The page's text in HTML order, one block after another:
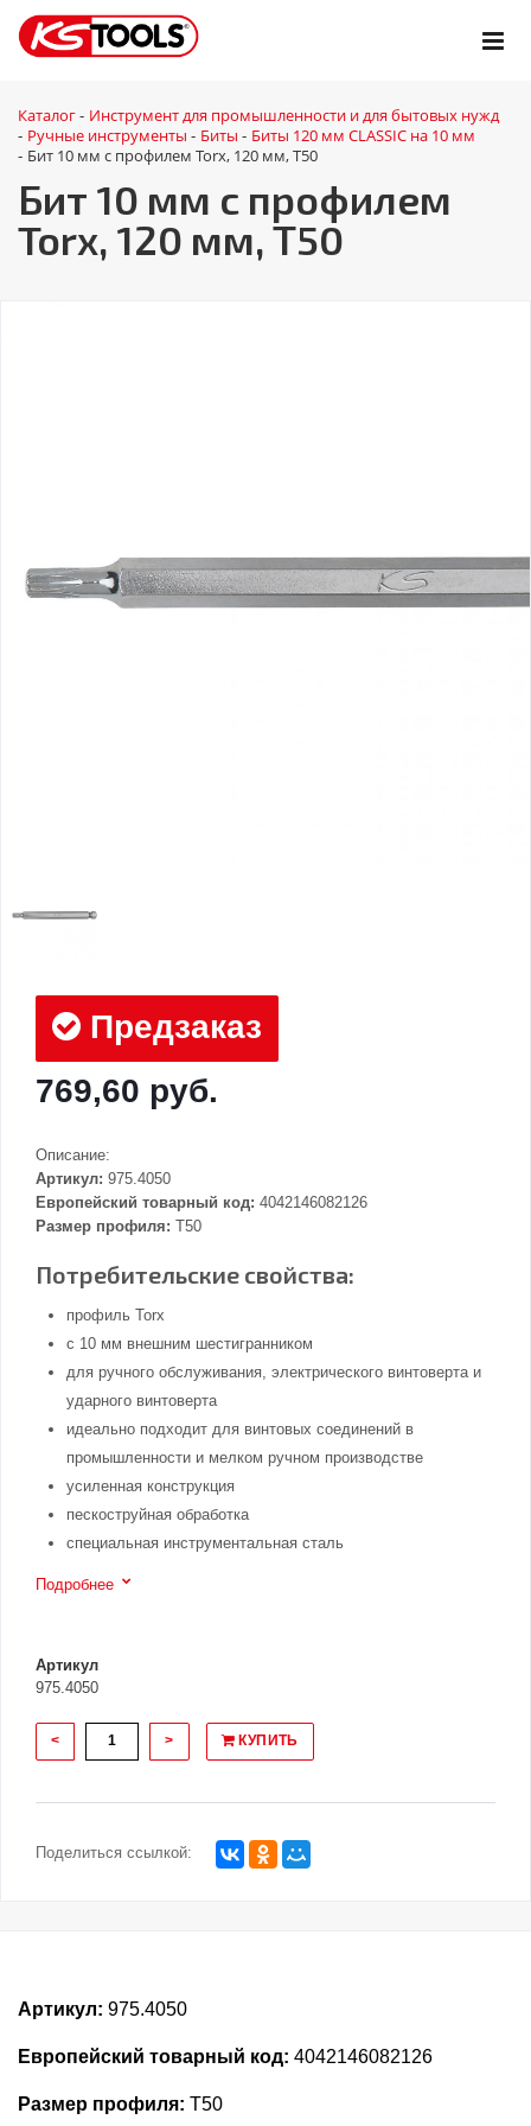
Каталог - Инструмент для промышленности и для бытовых нужд
- Ручные инструменты - Биты - Биты 120 мм CLASSIC на 10 мм
- Бит 10 мм с профилем Torx, 120 мм, Т50
Бит 10 мм с профилем
Torx, 120 мм, Т50
Предзаказ
769,60 руб.
Описание:
Артикул: 975.4050
Европейский товарный код: 4042146082126
Размер профиля: T50
Потребительские свойства:
профиль Torx
с 10 мм внешним шестигранником
для ручного обслуживания, электрического винтоверта и
ударного винтоверта
идеально подходит для винтовых соединений в
промышленности и мелком ручном производстве
усиленная конструкция
пескоструйная обработка
специальная инструментальная сталь
Подробнее
Артикул
975.4050
< > КУПИТЬ
Поделиться ссылкой:
Артикул: 975.4050
Европейский товарный код: 4042146082126
Размер профиля: T50